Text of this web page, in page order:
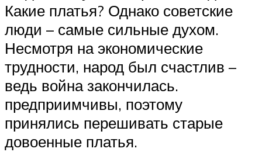
Какие платья? Однако советские
люди – самые сильные духом.
Несмотря на экономические
трудности, народ был счастлив –
ведь война закончилась.
предприимчивы, поэтому
принялись перешивать старые
довоенные платья.